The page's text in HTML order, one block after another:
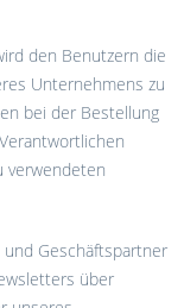
den Benutzern die
Unternehmens zu
bei der Bestellung
verwendeten
und Geschäftspartner
über